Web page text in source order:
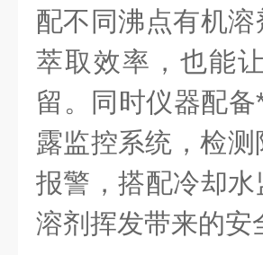
配不同沸点有机
萃取效率，也能
留。同时仪器配
露监控系统，检
报警，搭配冷却
溶剂挥发带来的安